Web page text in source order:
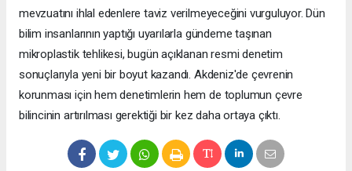
mevzuatını ihlal edenlere taviz verilmeyeceğini vurguluyor. Dün
bilim insanlarının yaptığı uyarılarla gündeme taşınan
mikroplastik tehlikesi, bugün açıklanan resmi denetim
sonuçlarıyla yeni bir boyut kazandı. Akdeniz'de çevrenin
korunması için hem denetimlerin hem de toplumun çevre
bilincinin artırılması gerektiği bir kez daha ortaya çıktı.